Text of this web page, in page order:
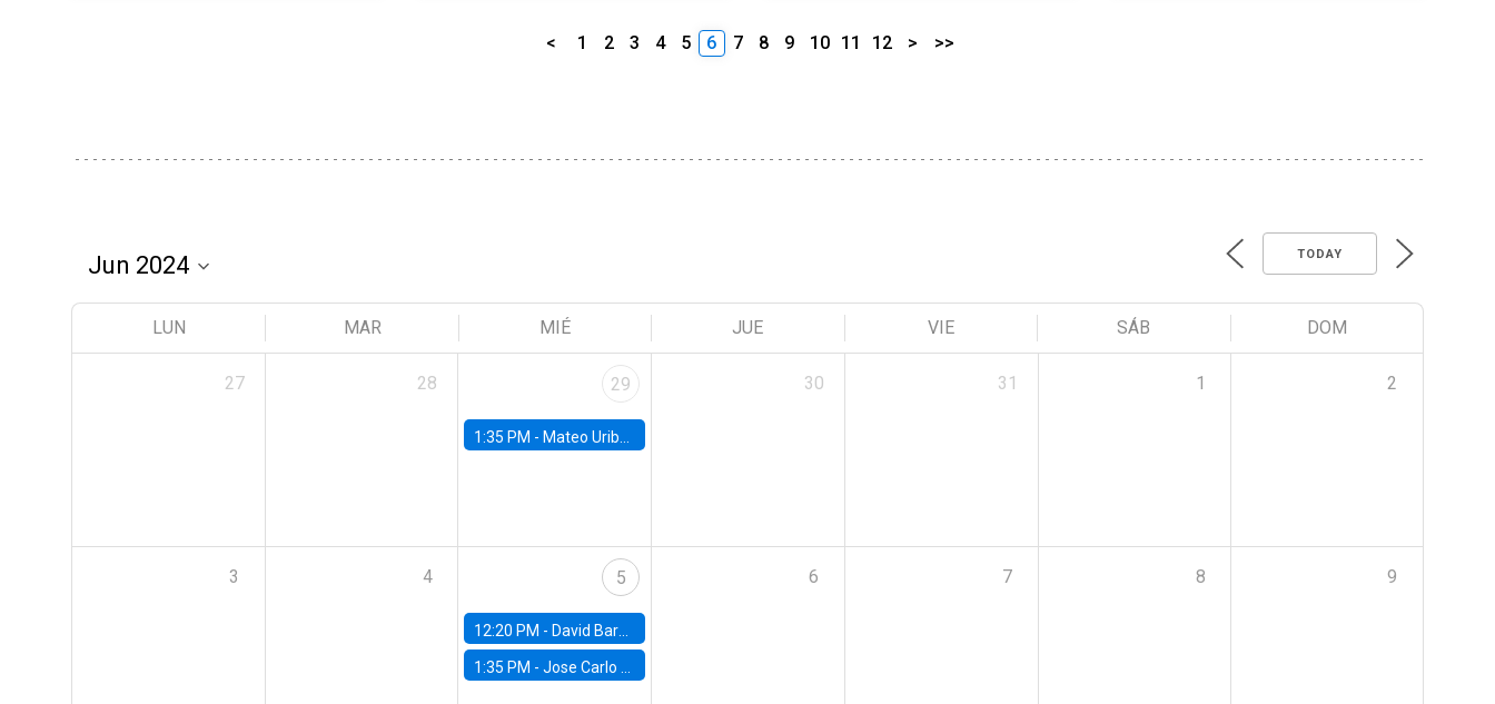
< 1 2 3 4 5 6 7 8 9 10 11 12 > >>
TODAY
LUN MAR MIÉ JUE VIE SÁB DOM
27 28 29
1:35 PM - Mateo Uribe-Castro, Universidad de los Andes (Colombia)
30 31 1 2
3 4 5
12:20 PM - David Bardey, Universidad de los Andes - CEDE
1:35 PM -Jose Carlo Bermudez, UC (ME) & World Bank
6 7 8 9